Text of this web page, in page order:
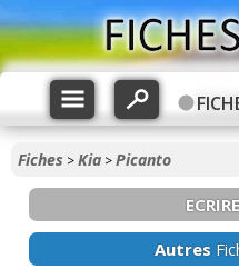
Fiches >Kia >Picanto
Autres